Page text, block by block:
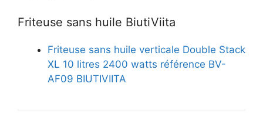
Friteuse sans huile BiutiViita
Friteuse sans huile verticale Double Stack
XL 10 litres 2400 watts référence BV-
AF09 BIUTIVIITA